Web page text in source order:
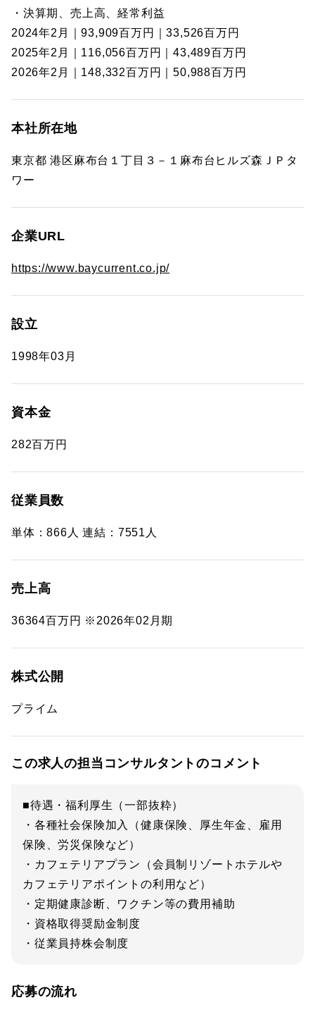
・決算期、売上高、経常利益
2024年2月｜93,909百万円｜33,526百万円
2025年2月｜116,056百万円｜43,489百万円
2026年2月｜148,332百万円｜50,988百万円
本社所在地
東京都 港区麻布台１丁目３－１麻布台ヒルズ森ＪＰタ
ワー
企業URL
https://www.baycurrent.co.jp/
設立
1998年03月
資本金
282百万円
従業員数
単体：866人 連結：7551人
売上高
36364百万円 ※2026年02月期
株式公開
プライム
この求人の担当コンサルタントのコメント
■待遇・福利厚生（一部抜粋）
・各種社会保険加入（健康保険、厚生年金、雇用
保険、労災保険など）
・カフェテリアプラン（会員制リゾートホテルや
カフェテリアポイントの利用など）
・定期健康診断、ワクチン等の費用補助
・資格取得奨励金制度
・従業員持株会制度
応募の流れ